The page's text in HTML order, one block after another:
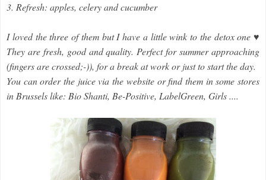
3. Refresh: apples, celery and cucumber
I loved the three of them but I have a little wink to the detox one ♥
They are fresh, good and quality. Perfect for summer approaching
(fingers are crossed;-)), for a break at work or just to start the day.
You can order the juice via the website or find them in some stores
in Brussels like: Bio Shanti, Be-Positive, LabelGreen, Girls ....